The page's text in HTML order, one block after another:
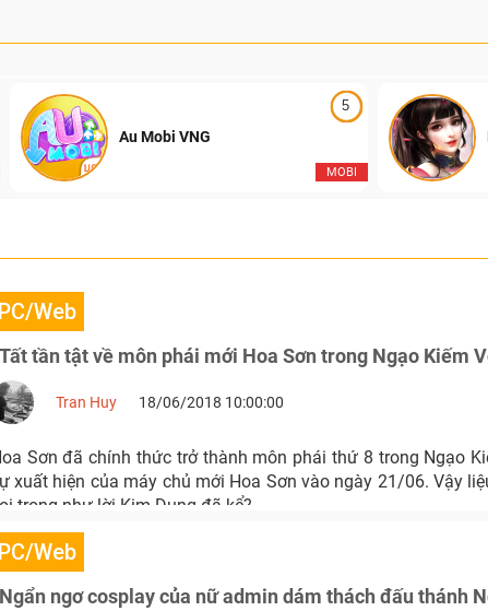
5
MOBI
Au Mobi VNG
PC/Web
Tất tần tật về môn phái mới Hoa Sơn trong Ngạo Kiếm
Tran Huy 18/06/2018 10:00:00
Sơn đã chính thức trở thành môn phái thứ 8 trong Ngạo
xuất hiện của máy chủ mới Hoa Sơn vào ngày 21/06. Vậy
trọng như lời Kim Dung đã kể?
PC/Web
Ngẩn ngơ cosplay của nữ admin dám thách đấu thánh